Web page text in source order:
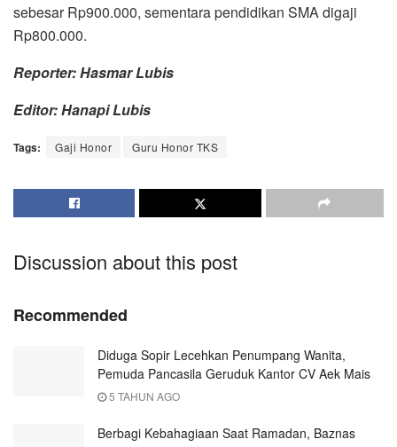
sebesar Rp900.000, sementara pendidikan SMA digaji
Rp800.000.
Reporter: Hasmar Lubis
Editor: Hanapi Lubis
Tags: Gaji Honor Guru Honor TKS
Discussion about this post
Recommended
Diduga Sopir Lecehkan Penumpang Wanita,
Pemuda Pancasila Geruduk Kantor CV Aek Mais
5 TAHUN AGO
Berbagi Kebahagiaan Saat Ramadan, Baznas